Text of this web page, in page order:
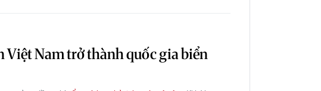
Việt Nam trở thành quốc gia biển